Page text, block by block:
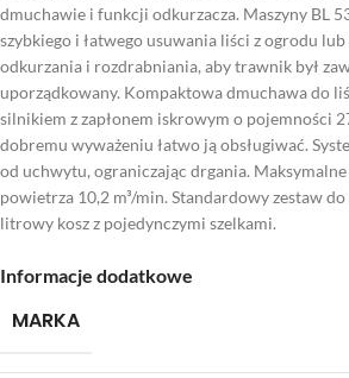
dmuchawie i funkcji odkurzacza. Maszyny BL
szybkiego i łatwego usuwania liści z ogrodu
odkurzania i rozdrabniania, aby trawnik był
uporządkowany. Kompaktowa dmuchawa do
silnikiem z zapłonem iskrowym o pojemności
dobremu wyważeniu łatwo ją obsługiwać.
od uchwytu, ograniczając drgania.
powietrza 10,2 m³/min. Standardowy zestaw
litrowy kosz z pojedynczymi szelkami.
Informacje dodatkowe
MARKA